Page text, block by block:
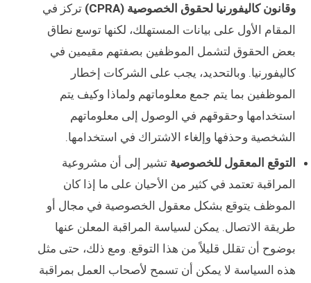
وقانون كاليفورنيا لحقوق الخصوصية (CPRA)
تركز في
المقام الأول على بيانات المستهلك، لكنها توسع نطاق
بعض الحقوق لتشمل الموظفين بصفتهم مقيمين في
كاليفورنيا. وبالتحديد، يجب على الشركات إخطار
الموظفين بما يتم جمع معلوماتهم ولماذا وكيف يتم
استخدامها وحقوقهم في الوصول إلى معلوماتهم
الشخصية وحذفها وإلغاء الاشتراك في استخدامها.
التوقع المعقول للخصوصية تشير إلى أن مشروعية
المراقبة تعتمد في كثير من الأحيان على ما إذا كان
الموظف يتوقع بشكل معقول الخصوصية في مجال أو
طريقة الاتصال. يمكن لسياسة المراقبة المعلن عنها
بوضوح أن تقلل قليلاً من هذا التوقع. ومع ذلك، حتى مثل
هذه السياسة لا يمكن أن تسمح لأصحاب العمل بمراقبة